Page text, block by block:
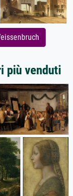
più venduti